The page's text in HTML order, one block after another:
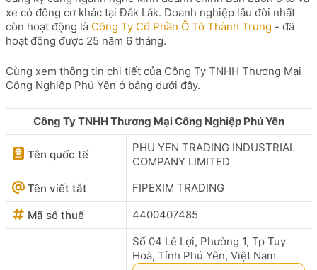
xe có động cơ khác tại Đắk Lắk. Doanh nghiệp lâu đời nhất
còn hoạt động là Công Ty Cổ Phần Ô Tô Thành Trung - đã
hoạt động được 25 năm 6 tháng.
Cùng xem thông tin chi tiết của Công Ty TNHH Thương Mại
Công Nghiệp Phú Yên ở bảng dưới đây.
Công Ty TNHH Thương Mại Công Nghiệp Phú Yên
Tên quốc tế
PHU YEN TRADING INDUSTRIAL
COMPANY LIMITED
Tên viết tắt
FIPEXIM TRADING
Mã số thuế 4400407485
Số 04 Lê Lợi, Phường 1, Tp Tuy
Hoà, Tỉnh Phú Yên, Việt Nam